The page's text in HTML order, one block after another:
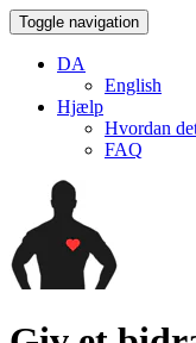
Toggle navigation
DA
English
Hjælp
Hvordan
FAQ